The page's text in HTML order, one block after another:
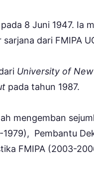
8 Juni 1947. Ia
dari FMIPA
University of
pada tahun 1987.
mengemban
Pembantu
FMIPA (2003-